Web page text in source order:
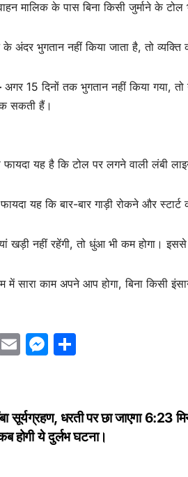
मालिक के पास बिना किसी जुर्माने के
भुगतान नहीं किया जाता है, तो व्यक्ति
अगर 15 दिनों तक भुगतान नहीं किया गया,
सकती हैं।
यह है कि टोल पर लगने वाली लंबी
यह कि बार-बार गाड़ी रोकने और
खड़ी नहीं रहेंगी, तो धुंआ भी कम होगा।
सारा काम अपने आप होगा, बिना किसी
E
l
M
s
e
e
सूर्यग्रहण, धरती पर छा जाएगा 6:23
होगी ये दुर्लभ घटना।